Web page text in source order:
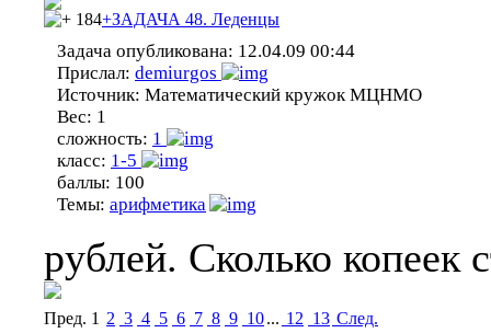
184+ЗАДАЧА 48. Леденцы
Задача опубликована: 12.04.09 00:44
Прислал: demiurgos
Источник: Математический кружок МЦНМО
Вес: 1
сложность: 1
класс: 1-5
баллы: 100
Темы: арифметика
рублей. Сколько копеек
Пред. 1 2 3 4 5 6 7 8 9 10... 12 13 Cлед.